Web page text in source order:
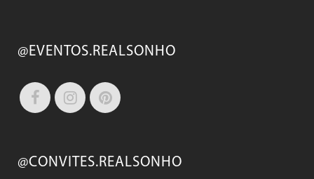
@EVENTOS.REALSONHO
@CONVITES.REALSONHO